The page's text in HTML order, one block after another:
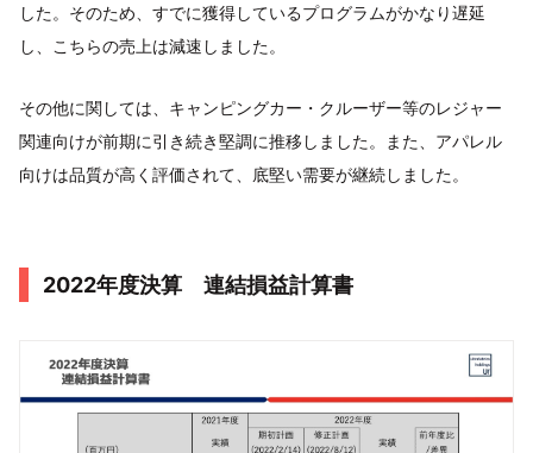
した。そのため、すでに獲得しているプログラムがかなり遅延
し、こちらの売上は減速しました。
その他に関しては、キャンピングカー・クルーザー等のレジャー
関連向けが前期に引き続き堅調に推移しました。また、アパレル
向けは品質が高く評価されて、底堅い需要が継続しました。
2022年度決算 連結損益計算書